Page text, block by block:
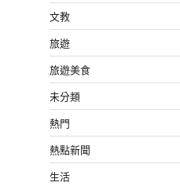
文教
旅遊
旅遊美食
未分類
熱門
熱點新聞
生活